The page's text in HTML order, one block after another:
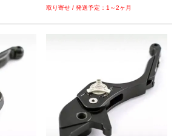
01
：PRN
01
PRN015
01651
PRN012785-31
1～2ヶ月